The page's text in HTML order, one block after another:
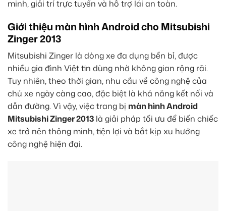
minh, giải trí trực tuyến và hỗ trợ lái an toàn.
Giới thiệu màn hình Android cho Mitsubishi
Zinger 2013
Mitsubishi Zinger là dòng xe đa dụng bền bỉ, được
nhiều gia đình Việt tin dùng nhờ không gian rộng rãi.
Tuy nhiên, theo thời gian, nhu cầu về công nghệ của
chủ xe ngày càng cao, đặc biệt là khả năng kết nối và
dẫn đường. Vì vậy, việc trang bị màn hình Android
Mitsubishi Zinger 2013 là giải pháp tối ưu để biến chiếc
xe trở nên thông minh, tiện lợi và bắt kịp xu hướng
công nghệ hiện đại.